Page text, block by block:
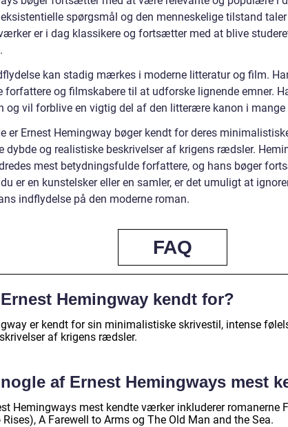
spørgsmål og den menneskelige tilstand
er i dag klassikere og fortsætter med at blive
kan stadig mærkes i moderne litteratur og film.
forfattere og filmskabere til at udforske lignende emner.
og vil forblive en vigtig del af den litterære kanon i mange
er Ernest Hemingway bøger kendt for deres
og realistiske beskrivelser af krigens rædsler.
mest betydningsfulde forfattere, og hans bøger
er en kunstelsker eller en samler, er det umuligt at
indflydelse på den moderne roman.
FAQ
Hemingway kendt for?
er kendt for sin minimalistiske skrivestil, intense
af krigens rædsler.
af Ernest Hemingways mest
Hemingways mest kendte værker inkluderer romanerne
A Farewell to Arms og The Old Man and the Sea.